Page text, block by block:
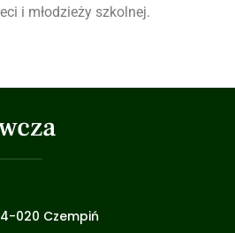
i młodzieży szkolnej.
020 Czempiń